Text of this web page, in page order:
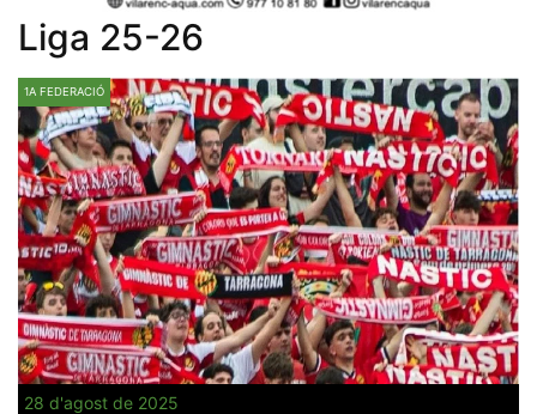
Liga 25-26
1A FEDERACIÓ
28 d'agost de 2025